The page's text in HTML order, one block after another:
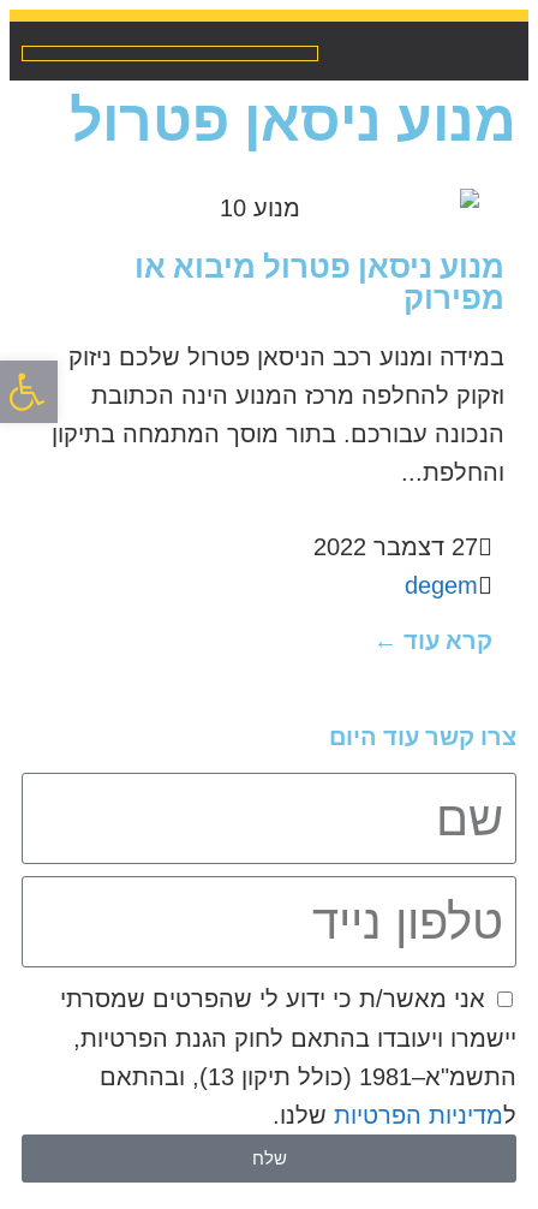
פתח
מנוע ניסאן פטרול
מנוע ניסאן פטרול מיבוא או
מפירוק
במידה ומנוע רכב הניסאן פטרול שלכם ניזוק
וזקוק להחלפה מרכז המנוע הינה הכתובת
הנכונה עבורכם. בתור מוסך המתמחה בתיקון
והחלפת...
27 דצמבר 2022
degem
קרא עוד ←
צרו קשר עוד היום
אני מאשר/ת כי ידוע לי שהפרטים שמסרתי
יישמרו ויעובדו בהתאם לחוק הגנת הפרטיות,
התשמ"א–1981 (כולל תיקון 13), ובהתאם
למדיניות הפרטיותשלנו.
שלח